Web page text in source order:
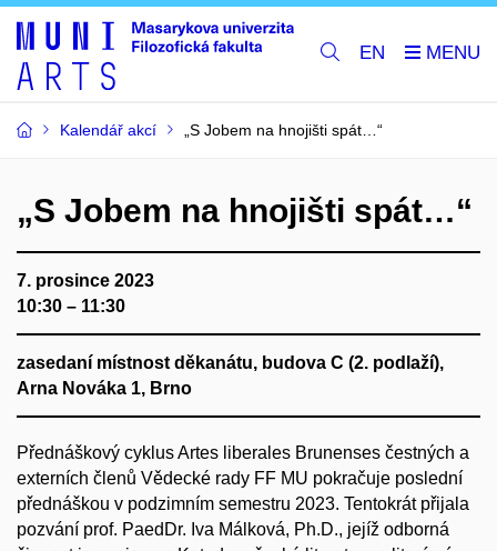
EN
Kalendář akcí „S Jobem na hnojišti spát…“
„S Jobem na hnojišti spát…“
7. prosince 2023
10:30 – 11:30
zasedaní místnost děkanátu, budova C (2. podlaží),
Arna Nováka 1, Brno
Přednáškový cyklus Artes liberales Brunenses čestných a
externích členů Vědecké rady FF MU pokračuje poslední
přednáškou v podzimním semestru 2023. Tentokrát přijala
pozvání prof. PaedDr. Iva Málková, Ph.D., jejíž odborná